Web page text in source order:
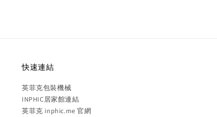
快速連結
英菲克包裝機械
INPHIC居家館連結
英菲克 inphic.me 官網